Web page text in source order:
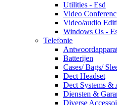
Utilities - Esd
Video
Video/audio
Windows Os -
Telefonie
Batterijen
Cases/ Bags/
Dect Headset
Dect Systems &
Diensten &
Diverse